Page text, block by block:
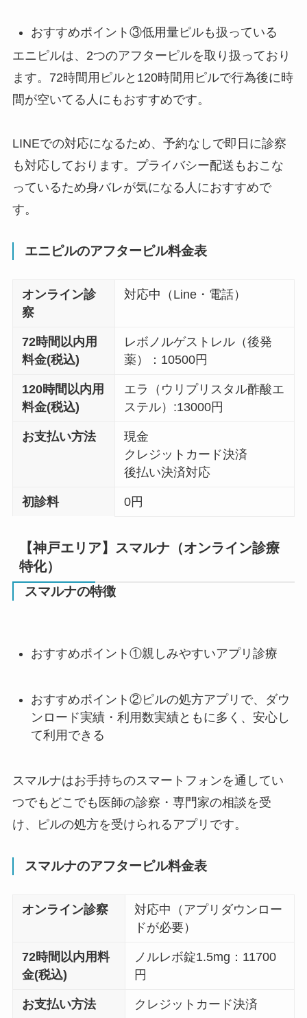
おすすめポイント③低用量ピルも扱っている
エニピルは、2つのアフターピルを取り扱っており
ます。72時間用ピルと120時間用ピルで行為後に時
間が空いてる人にもおすすめです。
LINEでの対応になるため、予約なしで即日に診察
も対応しております。プライバシー配送もおこな
っているため身バレが気になる人におすすめで
す。
エニピルのアフターピル料金表
オンライン診
察
対応中（Line・電話）
72時間以内用
料金(税込)
レボノルゲストレル（後発
薬）：10500円
120時間以内用
料金(税込)
エラ（ウリプリスタル酢酸エ
ステル）:13000円
お支払い方法
現金
クレジットカード決済
後払い決済対応
初診料 0円
【神戸エリア】スマルナ（オンライン診療
特化）
スマルナの特徴
おすすめポイント①親しみやすいアプリ診療
おすすめポイント②ピルの処方アプリで、ダウ
ンロード実績・利用数実績ともに多く、安心し
て利用できる
スマルナはお手持ちのスマートフォンを通してい
つでもどこでも医師の診察・専門家の相談を受
け、ピルの処方を受けられるアプリです。
スマルナのアフターピル料金表
オンライン診察
対応中（アプリダウンロー
ドが必要）
72時間以内用料
金(税込)
ノルレボ錠1.5mg：11700
円
お支払い方法 クレジットカード決済